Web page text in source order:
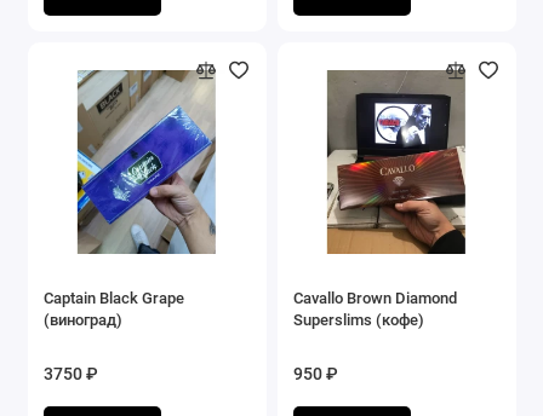
Captain Black Grape
(виноград)
3750 ₽
Cavallo Brown Diamond
Superslims (кофе)
950 ₽